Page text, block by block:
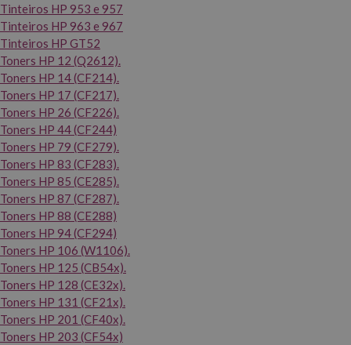
Tinteiros HP 953 e 957
Tinteiros HP 963 e 967
Tinteiros HP GT52
Toners HP 12 (Q2612).
Toners HP 14 (CF214).
Toners HP 17 (CF217).
Toners HP 26 (CF226).
Toners HP 44 (CF244)
Toners HP 79 (CF279).
Toners HP 83 (CF283).
Toners HP 85 (CE285).
Toners HP 87 (CF287).
Toners HP 88 (CE288)
Toners HP 94 (CF294)
Toners HP 106 (W1106).
Toners HP 125 (CB54x).
Toners HP 128 (CE32x).
Toners HP 131 (CF21x).
Toners HP 201 (CF40x).
Toners HP 203 (CF54x)